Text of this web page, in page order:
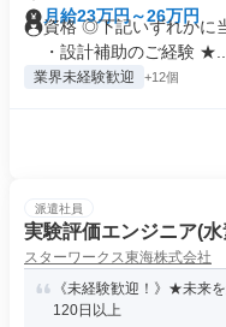
月給23万円～26万円
資格 ◎下記いずれかに
・設計補助のご経験 ★...
業界未経験歓迎 +12個
派遣社員
実験評価エンジニア(
スターワークス東海株式会社
《未経験歓迎！》★未来
120日以上